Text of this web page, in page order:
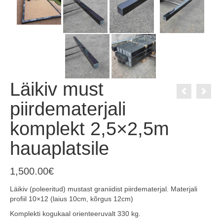
Läikiv must
piirdematerjali
komplekt 2,5×2,5m
hauaplatsile
1,500.00€
Läikiv (poleeritud) mustast graniidist piirdematerjal. Materjali
profiil 10×12 (laius 10cm, kõrgus 12cm)
Komplekti kogukaal orienteeruvalt 330 kg.